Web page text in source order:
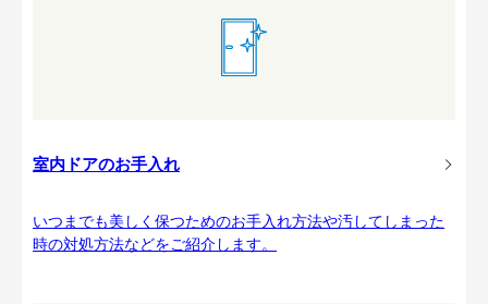
室内ドアのお手入れ
いつまでも美しく保つためのお手入れ方法や汚してしまった
時の対処方法などをご紹介します。